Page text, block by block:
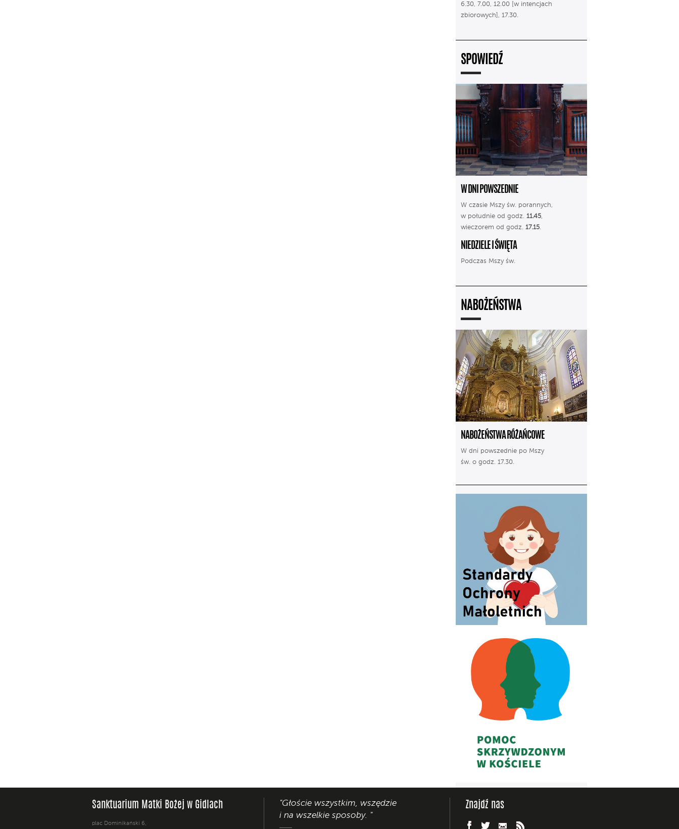
6.30, 7.00, 12.00 [w intencjach
zbiorowych], 17.30.
SPOWIEDŹ
W DNI POWSZEDNIE
W czasie Mszy św. porannych,
w południe od godz. 11.45,
wieczorem od godz. 17.15.
NIEDZIELE I ŚWIĘTA
Podczas Mszy św.
NABOŻEŃSTWA
NABOŻEŃSTWA RÓŻAŃCOWE
W dni powszednie po Mszy
św. o godz. 17.30.
Sanktuarium Matki Bożej w Gidlach
plac Dominikański 6,
"Głoście wszystkim, wszędzie
i na wszelkie sposoby. "
Znajdź nas